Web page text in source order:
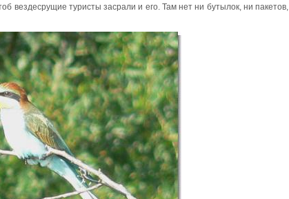
вездесрущие туристы засрали и его. Там нет ни бутылок, ни пакетов,